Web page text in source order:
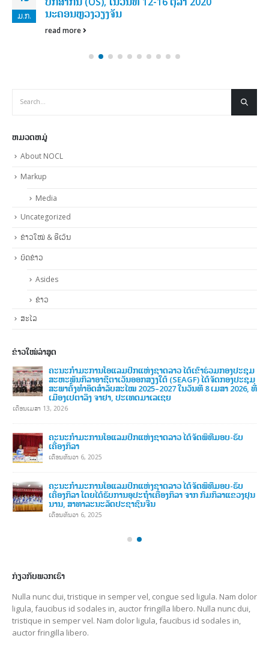
ມ.ກ.
ນະຄອນຫຼວງວຽງຈັນ
read more
ຫມວດຫມູ່
About NOCL
Markup
Media
Uncategorized
ຂ່າວໃໝ່ & ອີເວັນ
ບົດຂ່າວ
Asides
ຂ່າວ
ສະໄລ
ຂ່າວໃໝ່ລ່າສູດ
ຄະນະກໍາມະການໂອແລມປິກແຫ່ງຊາດລາວ ໄດ້ເຂົ້າຮ່ວມກອງປະຊຸມ
ສະຫະພັນກິລາອາຊີຕາເວັນອອກສຽງໃຕ້ (SEAGF) ໄດ້ຈັດກອງປະຊຸມ
ສະພາຄັ້ງທຳອິດສຳລັບສະໄໝ 2025–2027 ໃນວັນທີ 8 ເມສາ 2026, ທີ່
ເມືອງເປຕາລິງ ຈາຢາ, ປະເທດມາເລເຊຍ
ເດືອນເມສາ 13, 2026
ຄະນະກໍາມະການໂອແລມປິກແຫ່ງຊາດລາວ ໄດ້ຈັດພິທີມອບ-ຮັບ
ເຄື່ອງກິລາ
ເດືອນທັນວາ 6, 2025
ຄະນະກໍາມະການໂອແລມປິກແຫ່ງຊາດລາວ ໄດ້ຈັດພິທີມອບ-ຮັບ
ເຄື່ອງກິລາ ໂດຍໄດ້ຮັບການອຸປະຖໍາເຄື່ອງກິລາ ຈາກ ກົມກິລາແຂວງຢຸນ
ນານ, ສາທາລະນະລັດປະຊາຊົນຈີນ
ເດືອນທັນວາ 6, 2025
ກ່ຽວກັບພວກເຮົາ
Nulla nunc dui, tristique in semper vel, congue sed ligula. Nam dolor
ligula, faucibus id sodales in, auctor fringilla libero. Nulla nunc dui,
tristique in semper vel. Nam dolor ligula, faucibus id sodales in,
auctor fringilla libero.